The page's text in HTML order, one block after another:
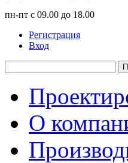
пн-пт с 09.00 до 18.00
Регистрация
Вход
О